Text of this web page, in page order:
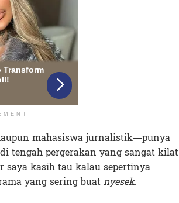
mahasiswa jurnalistik—punya
tengah pergerakan yang sangat kilat
kasih tau kalau sepertinya
yang sering buatnyesek.